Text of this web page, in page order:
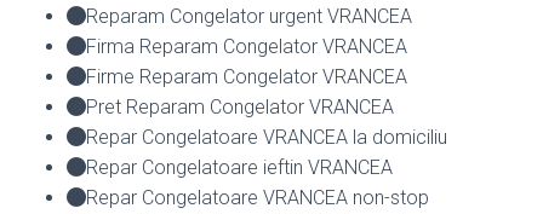
Reparam Congelator urgent VRANCEA
Firma Reparam Congelator VRANCEA
Firme Reparam Congelator VRANCEA
Pret Reparam Congelator VRANCEA
Repar Congelatoare VRANCEA la domiciliu
Repar Congelatoare ieftin VRANCEA
Repar Congelatoare VRANCEA non-stop